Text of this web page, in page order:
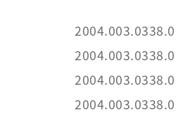
工)7.不倒翁(厚
動時鐘(厚紙工
9.鳥與花(厚紙工